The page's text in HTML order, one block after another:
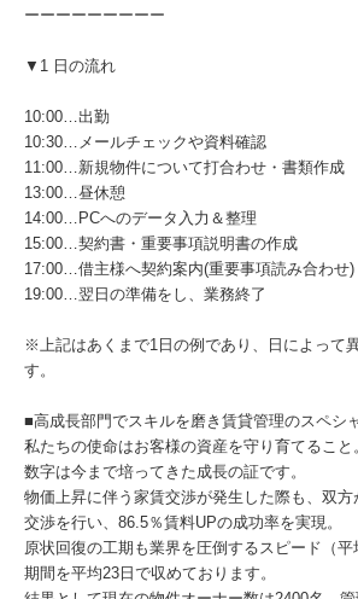
ーーーーーーーーー
▼1 日の流れ
10:00…出勤
10:30…メールチェックや資料確認
11:00…新規物件について打合わせ・書類作成
13:00…昼休憩
14:00…PCへのデータ入力＆整理
15:00…契約書・重要事項説明書の作成
17:00…借主様へ契約案内(重要事項読み合わせ)
19:00…翌日の準備をし、業務終了
※上記はあくまで1日の例であり、日によって
す。
■高成長部門でスキルを磨き賃貸管理のスペシ
私たちの使命はお客様の資産を守り育てること
数字は今まで培ってきた成長の証です。
物価上昇に伴う家賃交渉が発生した際も、双
交渉を行い、86.5％賃料UPの成功率を実現。
原状回復の工期も業界を圧倒するスピード（
期間を平均23日で収めております。